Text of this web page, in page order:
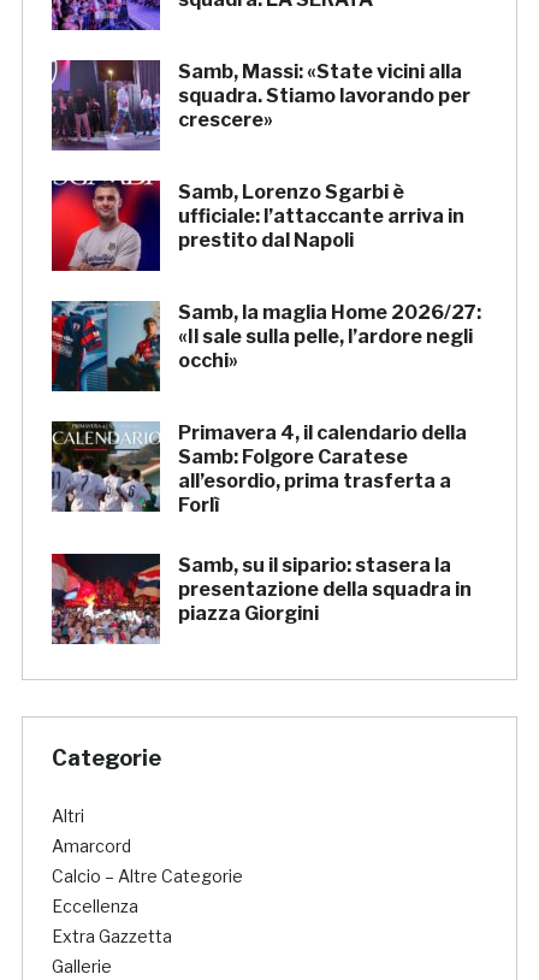
Samb, Massi: «State vicini alla
squadra. Stiamo lavorando per
crescere»
Samb, Lorenzo Sgarbi è
ufficiale: l’attaccante arriva in
prestito dal Napoli
Samb, la maglia Home 2026/27:
«Il sale sulla pelle, l’ardore negli
occhi»
Primavera 4, il calendario della
Samb: Folgore Caratese
all’esordio, prima trasferta a
Forlì
Samb, su il sipario: stasera la
presentazione della squadra in
piazza Giorgini
Categorie
Altri
Amarcord
Calcio – Altre Categorie
Eccellenza
Extra Gazzetta
Gallerie